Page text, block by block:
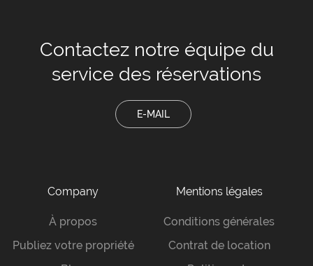
Contactez notre équipe du
service des réservations
E-MAIL
Company
À propos
Publiez votre propriété
Mentions légales
Conditions générales
Contrat de location